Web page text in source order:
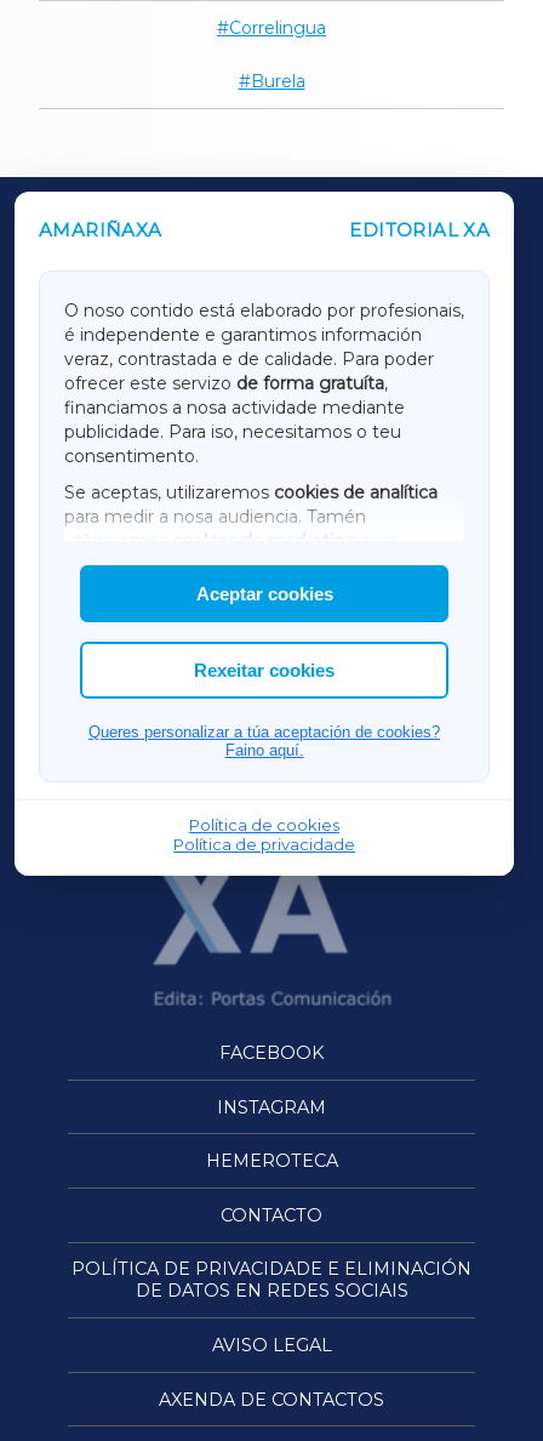
Correlingua
Burela
AMARIÑAXA EDITORIAL XA
O noso contido está elaborado por profesionais,
é independente e garantimos información
veraz, contrastada e de calidade. Para poder
ofrecer este servizo de forma gratuíta,
financiamos a nosa actividade mediante
publicidade. Para iso, necesitamos o teu
consentimento.
Se aceptas, utilizaremos cookies de analítica
para medir a nosa audiencia. Tamén
utilizaremos
cookies de marketing
mostrar publicidade de terceiros.
Así mesmo, podes personalizar a elección das
cookies que desexas permitir.
Aceptar cookies
Rexeitar cookies
Queres personalizar a túa aceptación de cookies?
Faino aquí.
Política de cookies
Política de privacidade
OUTROS PERIÓDICOS
LUGOXA
TERRACHAXA
AMARIÑAXA
RIBEIRASACRAXA
ACORUÑAXA
FERROLXA
OURENSEXA
FACEBOOK
INSTAGRAM
HEMEROTECA
CONTACTO
POLÍTICA DE PRIVACIDADE E ELIMINACIÓN
DE DATOS EN REDES SOCIAIS
AVISO LEGAL
AXENDA DE CONTACTOS